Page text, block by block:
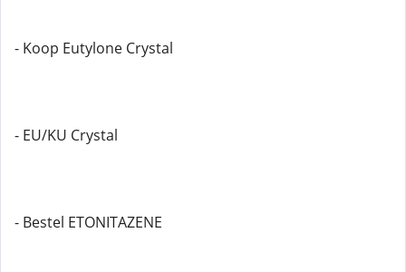
- Koop Eutylone Crystal
- EU/KU Crystal
- Bestel ETONITAZENE